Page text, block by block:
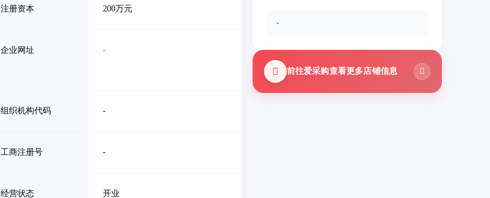
注册资本 200万元
企业网址 -
组织机构代码 -
工商注册号 -
经营状态 开业
-
前往爱采购查看更多店铺信息